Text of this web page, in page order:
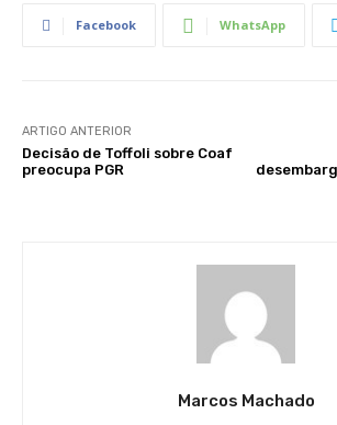
Facebook WhatsApp
ARTIGO ANTERIOR
Decisão de Toffoli sobre Coaf
preocupa PGR
Marcos Machado